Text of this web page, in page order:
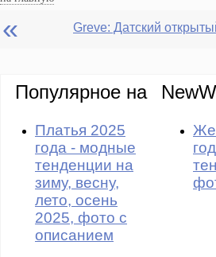
« Greve: Датский
Популярное на
Платья 2025
года - модные
тенденции на
зиму, весну,
лето, осень
2025, фото с
описанием